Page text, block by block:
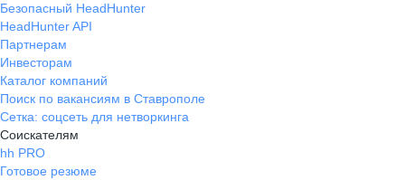
Безопасный HeadHunter
HeadHunter API
Партнерам
Инвесторам
Каталог компаний
Поиск по вакансиям в Ставрополе
Сетка: соцсеть для нетворкинга
Соискателям
hh PRO
Готовое резюме